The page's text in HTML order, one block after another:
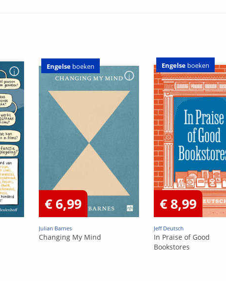
Engelse boeken
€ 6,99
Julian Barnes
Changing My Mind
Engelse boeken
€ 8,99
Jeff Deutsch
In Praise of Good
Bookstores